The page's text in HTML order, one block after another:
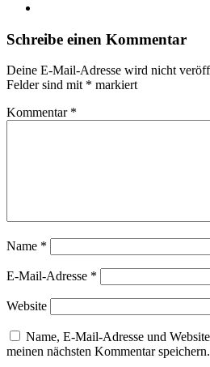
Schreibe einen Kommentar
Deine E-Mail-Adresse wird nicht
Felder sind mit * markiert
Kommentar *
Name *
E-Mail-Adresse *
Website
Name, E-Mail-Adresse und
meinen nächsten Kommentar speichern.